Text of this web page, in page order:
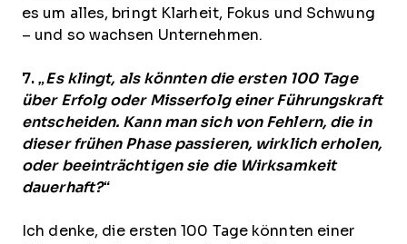
es um alles, bringt Klarheit, Fokus und Schwung
– und so wachsen Unternehmen.
7.„Es klingt, als könnten die ersten 100 Tage
über Erfolg oder Misserfolg einer Führungskraft
entscheiden. Kann man sich von Fehlern, die in
dieser frühen Phase passieren, wirklich erholen,
oder beeinträchtigen sie die Wirksamkeit
dauerhaft?“
Ich denke, die ersten 100 Tage könnten einer